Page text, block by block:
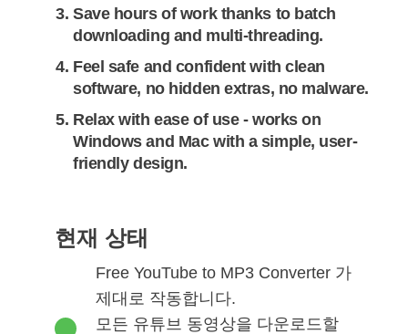
Save hours of work thanks to batch
downloading and multi-threading.
Feel safe and confident with clean
software, no hidden extras, no malware.
Relax with ease of use - works on
Windows and Mac with a simple, user-
friendly design.
현재 상태
Free YouTube to MP3 Converter 가
제대로 작동합니다.
모든 유튜브 동영상을 다운로드할